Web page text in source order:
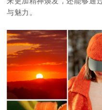
与魅力。